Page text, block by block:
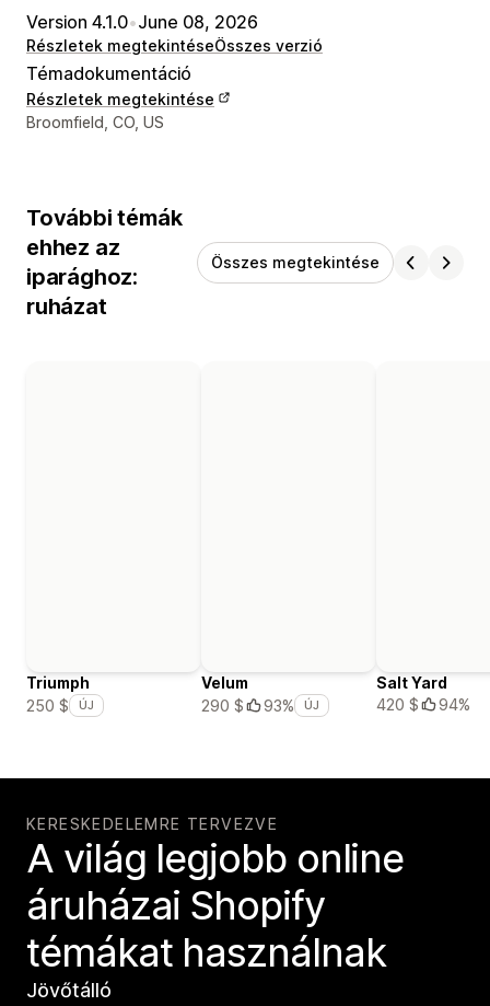
Version 4.1.0•June 08, 2026
Részletek megtekintéseÖsszes verzió
Témadokumentáció
Részletek megtekintése
Dizájner kapcsolattartási adatai
Broomfield, CO, US
További témák
ehhez az
iparághoz:
ruházat
Összes megtekintése
Triumph
250 $
ÚJ
Velum
290 $
93% ÚJ
Salt Yard
420 $
94%
KERESKEDELEMRE TERVEZVE
A világ legjobb online
áruházai Shopify
témákat használnak
Jövőtálló